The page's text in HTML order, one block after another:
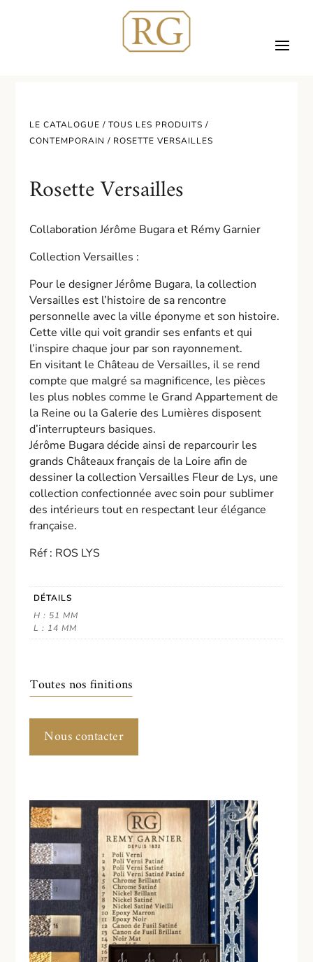
LE CATALOGUE /TOUS LES PRODUITS /
CONTEMPORAIN / ROSETTE VERSAILLES
Rosette Versailles
Collaboration Jérôme Bugara et Rémy Garnier
Collection Versailles :
Pour le designer Jérôme Bugara, la collection
Versailles est l’histoire de sa rencontre
personnelle avec la ville éponyme et son histoire.
Cette ville qui voit grandir ses enfants et qui
l’inspire chaque jour par son rayonnement.
En visitant le Château de Versailles, il se rend
compte que malgré sa magnificence, les pièces
les plus nobles comme le Grand Appartement de
la Reine ou la Galerie des Lumières disposent
d’interrupteurs basiques.
Jérôme Bugara décide ainsi de reparcourir les
grands Châteaux français de la Loire afin de
dessiner la collection Versailles Fleur de Lys, une
collection confectionnée avec soin pour sublimer
des intérieurs tout en respectant leur élégance
française.
Réf : ROS LYS
DÉTAILS
H : 51 MM
L : 14 MM
Toutes nos finitions
Nous contacter